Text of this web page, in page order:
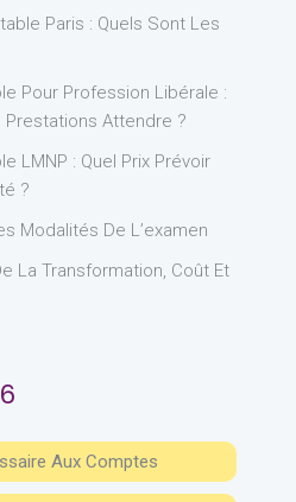
Paris : Quels Sont Les
Pour Profession Libérale :
Prestations Attendre ?
LMNP : Quel Prix Prévoir
?
Modalités De L’examen
La Transformation, Coût Et
Aux Comptes